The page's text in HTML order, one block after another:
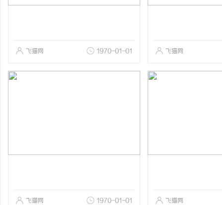
飞猫网 1970-01-01 飞猫网
飞猫网 1970-01-01 飞猫网